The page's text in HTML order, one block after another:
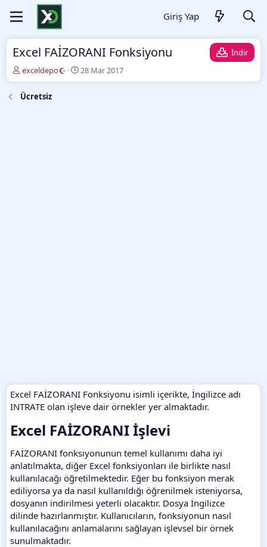
Giriş Yap
Excel FAİZORANI Fonksiyonu
İndir
Y
a
z
a
exceldepo
O
l
28 Mar 2017
Ücretsiz
Excel FAİZORANI Fonksiyonu isimli içerikte, İngilizce adı
INTRATE olan işleve dair örnekler yer almaktadır.
Excel FAİZORANI İşlevi​
FAİZORANI fonksiyonunun temel kullanımı daha iyi
anlatılmakta, diğer Excel fonksiyonları ile birlikte nasıl
kullanılacağı öğretilmektedir. Eğer bu fonksiyon merak
ediliyorsa ya da nasıl kullanıldığı öğrenilmek isteniyorsa,
dosyanın indirilmesi yeterli olacaktır. Dosya İngilizce
dilinde hazırlanmıştır. Kullanıcıların, fonksiyonun nasıl
kullanılacağını anlamalarını sağlayan işlevsel bir örnek
sunulmaktadır.